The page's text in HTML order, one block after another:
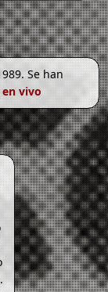
Se han
vivo